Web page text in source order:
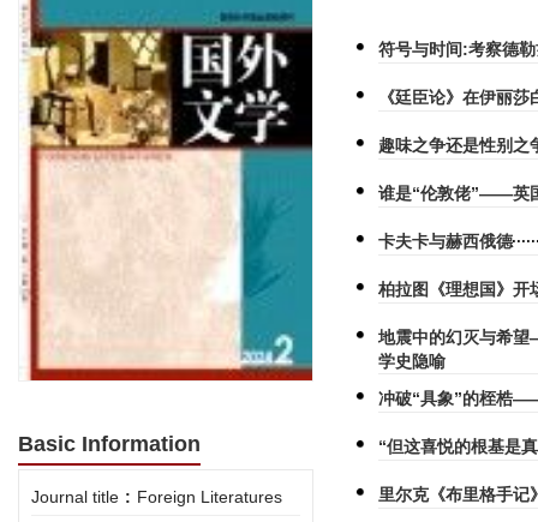
Basic Information
Journal title : Foreign Literatures
符号与时间:考察德
《廷臣论》在伊丽
趣味之争还是性别
谁是“伦敦佬”——英
卡夫卡与赫西俄德
柏拉图《理想国》开
地震中的幻灭与希
学史隐喻
冲破“具象”的桎梏
“但这喜悦的根基是
里尔克《布里格手记